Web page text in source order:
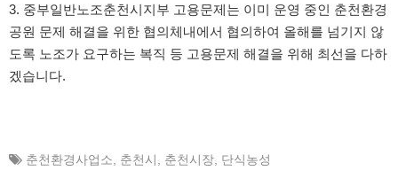
3. 중부일반노조춘천시지부 고용문제는 이미 운영 중인 춘천환경
공원 문제 해결을 위한 협의체내에서 협의하여 올해를 넘기지 않
도록 노조가 요구하는 복직 등 고용문제 해결을 위해 최선을 다하
겠습니다.
춘천환경사업소 춘천시 춘천시장 단식농성